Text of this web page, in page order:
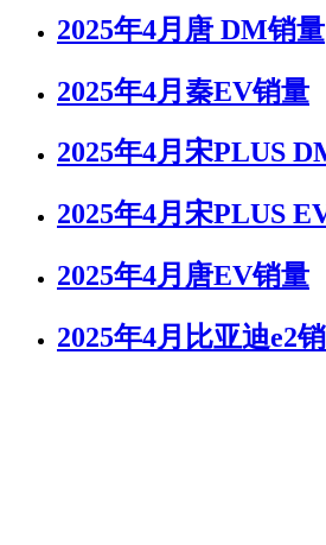
2025年4月唐 DM销量
2025年4月秦EV销量
2025年4月宋PLUS
2025年4月宋PLUS
2025年4月唐EV销量
2025年4月比亚迪e2